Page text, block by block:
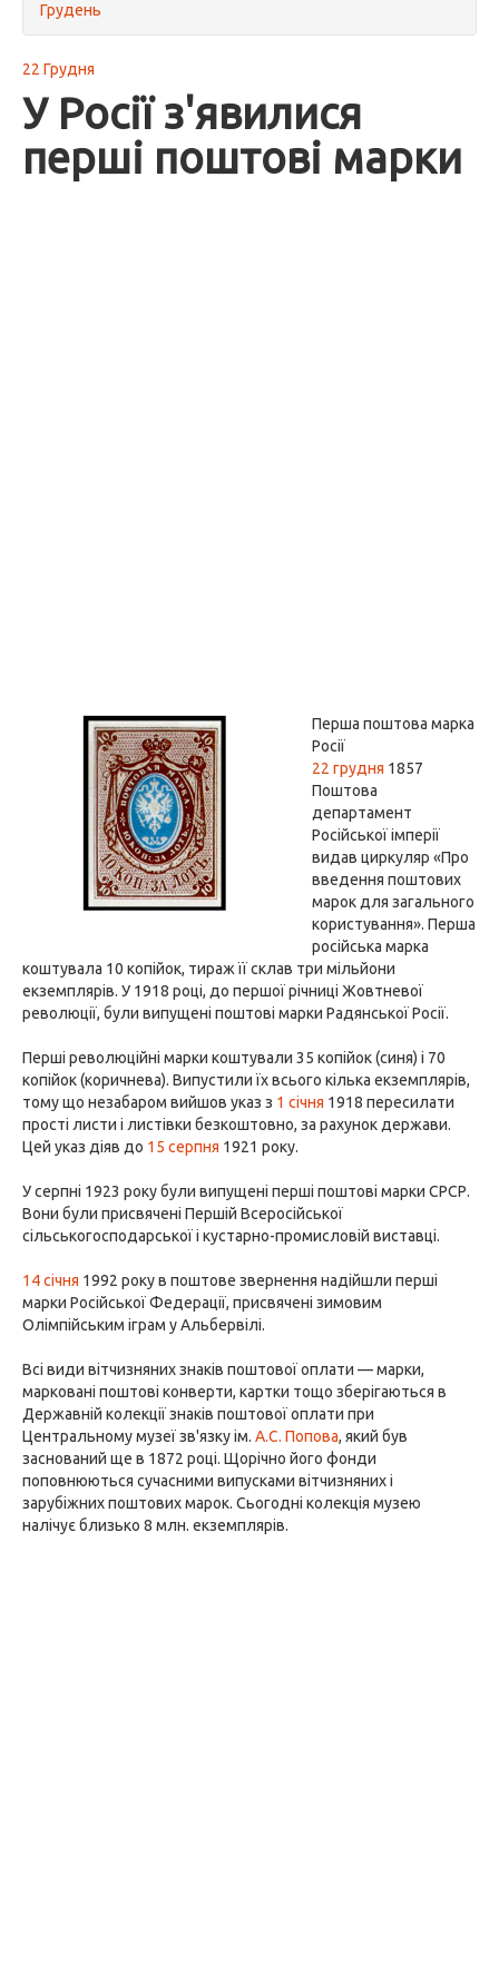
Грудень
22 Грудня
У Росії з'явилися
перші поштові марки
Перша поштова марка
Росії
22 грудня 1857
Поштова
департамент
Російської імперії
видав циркуляр «Про
введення поштових
марок для загального
користування». Перша
російська марка
коштувала 10 копійок, тираж її склав три мільйони
екземплярів. У 1918 році, до першої річниці Жовтневої
революції, були випущені поштові марки Радянської Росії.
Перші революційні марки коштували 35 копійок (синя) і 70
копійок (коричнева). Випустили їх всього кілька екземплярів,
тому що незабаром вийшов указ з 1 січня 1918 пересилати
прості листи і листівки безкоштовно, за рахунок держави.
Цей указ діяв до 15 серпня 1921 року.
У серпні 1923 року були випущені перші поштові марки СРСР.
Вони були присвячені Першій Всеросійської
сільськогосподарської і кустарно-промисловій виставці.
14 січня 1992 року в поштове звернення надійшли перші
марки Російської Федерації, присвячені зимовим
Олімпійським іграм у Альбервілі.
Всі види вітчизняних знаків поштової оплати — марки,
марковані поштові конверти, картки тощо зберігаються в
Державній колекції знаків поштової оплати при
Центральному музеї зв'язку ім. А.С. Попова, який був
заснований ще в 1872 році. Щорічно його фонди
поповнюються сучасними випусками вітчизняних і
зарубіжних поштових марок. Сьогодні колекція музею
налічує близько 8 млн. екземплярів.